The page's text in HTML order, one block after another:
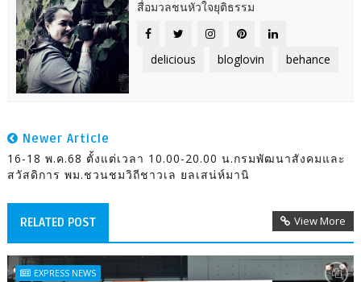
สื่อมวลชนหัวใจยุติธรรม
delicious bloglovin behance
Newer Article
16-18 พ.ค.68 ตั้งแต่เวลา 10.00-20.00 น.กรมพัฒนาสังคมและ
สวัสดิการ พม.ชวนชมวิถีชาวเล ยลเสน่ห์มานิ
RELATED POST View More
EXPRESS NEWS